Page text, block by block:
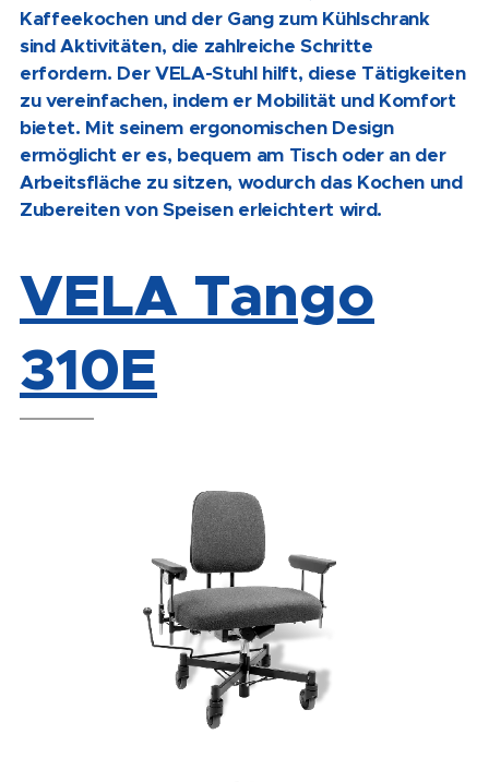
Kaffeekochen und der Gang zum Kühlschrank
sind Aktivitäten, die zahlreiche Schritte
erfordern. Der VELA-Stuhl hilft, diese Tätigkeiten
zu vereinfachen, indem er Mobilität und Komfort
bietet. Mit seinem ergonomischen Design
ermöglicht er es, bequem am Tisch oder an der
Arbeitsfläche zu sitzen, wodurch das Kochen und
Zubereiten von Speisen erleichtert wird.
VELA Tango
310E